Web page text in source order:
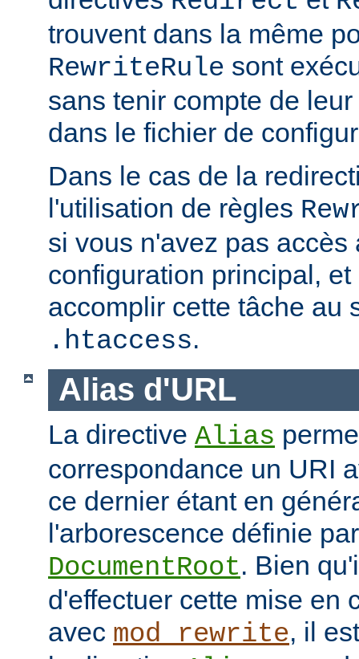
trouvent dans la même
RewriteRule sont
sans tenir compte de
dans le fichier de
Dans le cas de la
l'utilisation de règles
si vous n'avez pas accès
configuration principal,
accomplir cette tâche au
.htaccess.
Alias d'URL
La directive Alias
correspondance un URI
ce dernier étant en
l'arborescence définie
DocumentRoot. Bien
d'effectuer cette mise en
avec mod_rewrite, il